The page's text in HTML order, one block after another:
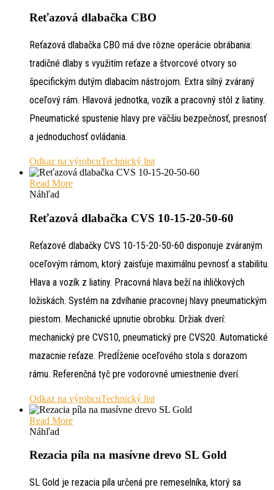
Reťazová dlabačka CBO
Reťazová dlabačka CBO má dve rôzne operácie obrábania:
tradičné dlaby s využitím reťaze a štvorcové otvory so
špecifickým dutým dlabacím nástrojom. Extra silný zváraný
oceľový rám. Hlavová jednotka, vozík a pracovný stôl z liatiny.
Pneumatické spustenie hlavy pre väčšiu bezpečnosť, presnosť
a jednoduchosť ovládania.
Odkaz na výrobcuTechnický list
Read More
Náhľad
Reťazová dlabačka CVS 10-15-20-50-60
Reťazové dlabačky CVS 10-15-20-50-60 disponuje zváraným
oceľovým rámom, ktorý zaisťuje maximálnu pevnosť a stabilitu.
Hlava a vozík z liatiny. Pracovná hlava beží na ihličkových
ložiskách. Systém na zdvíhanie pracovnej hlavy pneumatickým
piestom. Mechanické upnutie obrobku. Držiak dverí:
mechanický pre CVS10, pneumatický pre CVS20. Automatické
mazacnie reťaze. Predĺženie oceľového stola s dorazom
rámu. Referenčná tyč pre vodorovné umiestnenie dverí.
Odkaz na výrobcuTechnický list
Read More
Náhľad
Rezacia píla na masívne drevo SL Gold
SL Gold je rezacia píla určená pre remeselníka, ktorý sa